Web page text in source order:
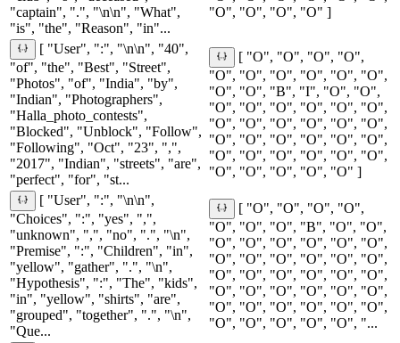
"captain", ".", "\n\n", "What",
"is", "the", "Reason", "in"...
"O", "O", "O", "O" ]
[ "User", ":", "\n\n", "40",
"of", "the", "Best", "Street",
"Photos", "of", "India", "by",
"Indian", "Photographers",
"Halla_photo_contests",
"Blocked", "Unblock", "Follow",
"Following", "Oct", "23", ",",
"2017", "Indian", "streets", "are",
"perfect", "for", "st...
[ "O", "O", "O", "O",
"O", "O", "O", "O", "O", "O",
"O", "O", "B", "I", "O", "O",
"O", "O", "O", "O", "O", "O",
"O", "O", "O", "O", "O", "O",
"O", "O", "O", "O", "O", "O",
"O", "O", "O", "O", "O", "O",
"O", "O", "O", "O", "O" ]
[ "User", ":", "\n\n",
"Choices", ":", "yes", ",",
"unknown", ",", "no", ".", "\n",
"Premise", ":", "Children", "in",
"yellow", "gather", ".", "\n",
"Hypothesis", ":", "The", "kids",
"in", "yellow", "shirts", "are",
"grouped", "together", ".", "\n",
"Que...
[ "O", "O", "O", "O",
"O", "O", "O", "B", "O", "O",
"O", "O", "O", "O", "O", "O",
"O", "O", "O", "O", "O", "O",
"O", "O", "O", "O", "O", "O",
"O", "O", "O", "O", "O", "O",
"O", "O", "O", "O", "O", "O",
"O", "O", "O", "O", "O", "...